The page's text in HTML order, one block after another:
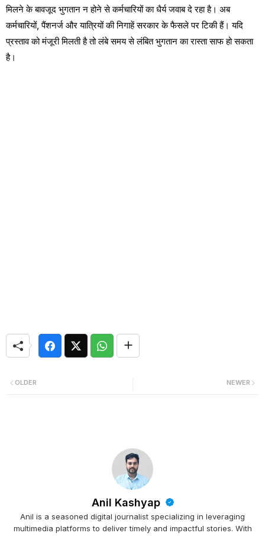
मिलने के बावजूद भुगतान न होने से कर्मचारियों का धैर्य जवाब दे रहा है। अब
कर्मचारियों, पैंशनर्ज और यात्रियों की निगाहें सरकार के फैसले पर टिकी हैं। यदि
प्रस्ताव को मंजूरी मिलती है तो लंबे समय से लंबित भुगतान का रास्ता साफ हो सकता
है।
NEWER
OLDER
Anil Kashyap
Anil is a seasoned digital journalist specializing in leveraging
multimedia platforms to deliver timely and impactful stories. With